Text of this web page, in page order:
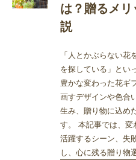
は？贈るメ
説
「人とかぶらない花
を探している」とい
豊かな変わった花ギ
画すデザインや色合
生み、贈り物に込め
す。 本記事では、変
活躍するシーン、失
し、心に残る贈り物